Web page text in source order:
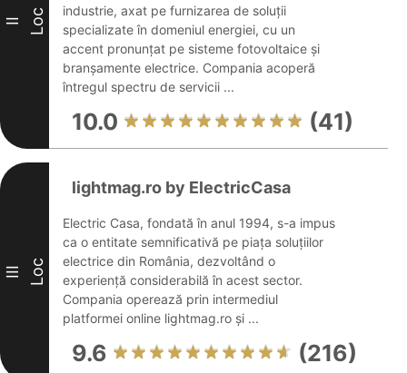
II Loc
industrie, axat pe furnizarea de soluții
specializate în domeniul energiei, cu un
accent pronunțat pe sisteme fotovoltaice și
branșamente electrice. Compania acoperă
întregul spectru de servicii ...
10.0 (41)
III Loc
lightmag.ro by ElectricCasa
Electric Casa, fondată în anul 1994, s-a impus
ca o entitate semnificativă pe piața soluțiilor
electrice din România, dezvoltând o
experiență considerabilă în acest sector.
Compania operează prin intermediul
platformei online lightmag.ro și ...
9.6 (216)